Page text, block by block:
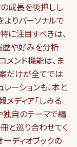
成長を後押しし
よりパーソナルで
に注目すべきは、
歴や好みを分析
メンド機能は、ま
案だけが全てでは
ーションも、本と
ディア「しみる
独自のテーマで編
と巡り合わせてく
ディオブックの